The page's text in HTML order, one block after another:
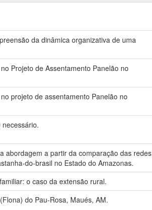
da dinâmica organizativa de uma
Projeto de Assentamento Panelão no
projeto de assentamento Panelão no
abordagem a partir da comparação das redes
do-brasil no Estado do Amazonas.
o caso da extensão rural.
do Pau-Rosa, Maués, AM.